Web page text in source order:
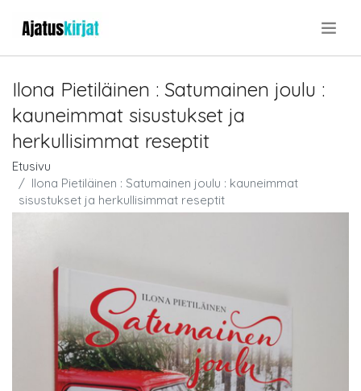
Ilona Pietiläinen : Satumainen joulu :
kauneimmat sisustukset ja
herkullisimmat reseptit
Etusivu
Ilona Pietiläinen : Satumainen joulu : kauneimmat
sisustukset ja herkullisimmat reseptit